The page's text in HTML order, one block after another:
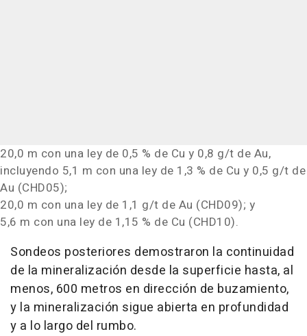
20,0 m con una ley de 0,5 % de Cu y 0,8 g/t de Au,
incluyendo 5,1 m con una ley de 1,3 % de Cu y 0,5 g/t de
Au (CHD05);
20,0 m con una ley de 1,1 g/t de Au (CHD09); y
5,6 m con una ley de 1,15 % de Cu (CHD10).
Sondeos posteriores demostraron la continuidad
de la mineralización desde la superficie hasta, al
menos, 600 metros en dirección de buzamiento,
y la mineralización sigue abierta en profundidad
y a lo largo del rumbo.